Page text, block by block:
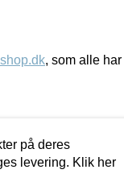
, som alle har
på deres
levering. Klik her